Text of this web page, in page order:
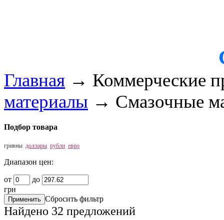
Главная → Коммерческие
материалы → Смазочные
Подбор товара
гривны доллары рубли евро
Диапазон цен:
от
до
грн
Сбросить фильтр
Найдено 32 предложений